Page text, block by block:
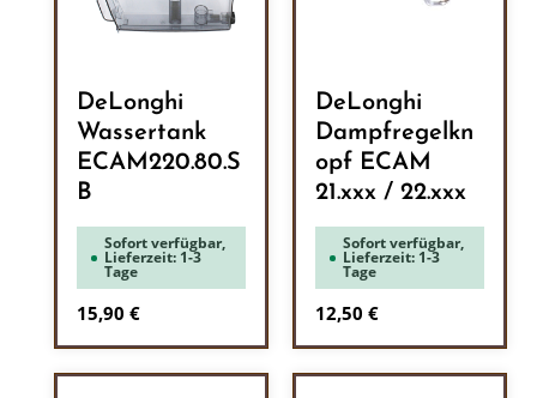
DeLonghi
Wassertank
ECAM220.80.S
B
Sofort verfügbar,
Lieferzeit: 1-3
Tage
Regulärer Preis:
15,90 €
DeLonghi
Dampfregelkn
opf ECAM
21.xxx / 22.xxx
Sofort verfügbar,
Lieferzeit: 1-3
Tage
Regulärer Preis:
12,50 €